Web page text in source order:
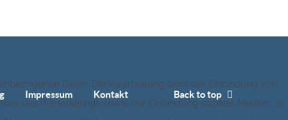
Impressum Kontakt Back to top
Daten. Die Verarbeitung dient der Einbindung von
des Remarketings sowie der Einbindung sozialer Medien. Je